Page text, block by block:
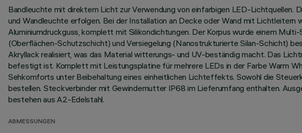
Bandleuchte mit direktem Licht zur Verwendung von einfarbigen LED-Lichtquellen.
und Wandleuchte erfolgen. Bei der Installation an Decke oder Wand mit
Aluminiumdruckguss, komplett mit Silikondichtungen. Der Korpus wurde einem
(Oberflächen-Schutzschicht) und Versiegelung (Nanostrukturierte Silan-Schicht)
Akryllack realisiert, was das Material witterungs- und UV-beständig macht. Das
befestigt ist. Komplett mit Leistungsplatine für mehrere LEDs in der Farbe Warm
Sehkomforts unter Beibehaltung eines einheitlichen Lichteffekts. Sowohl die
bestellen. Steckverbinder mit Gewindemutter IP68 im Lieferumfang enthalten.
bestehen aus A2-Edelstahl.
ABMESSUNGEN